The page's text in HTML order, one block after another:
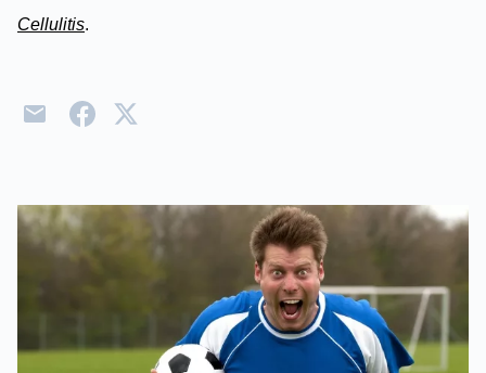
Cellulitis.